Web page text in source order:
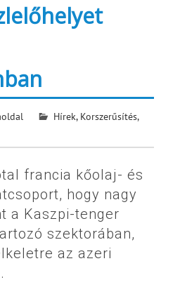
Hírek, Korszerűsítés,
francia kőolaj- és
hogy nagy
a Kaszpi-tenger
szektorában,
az azeri